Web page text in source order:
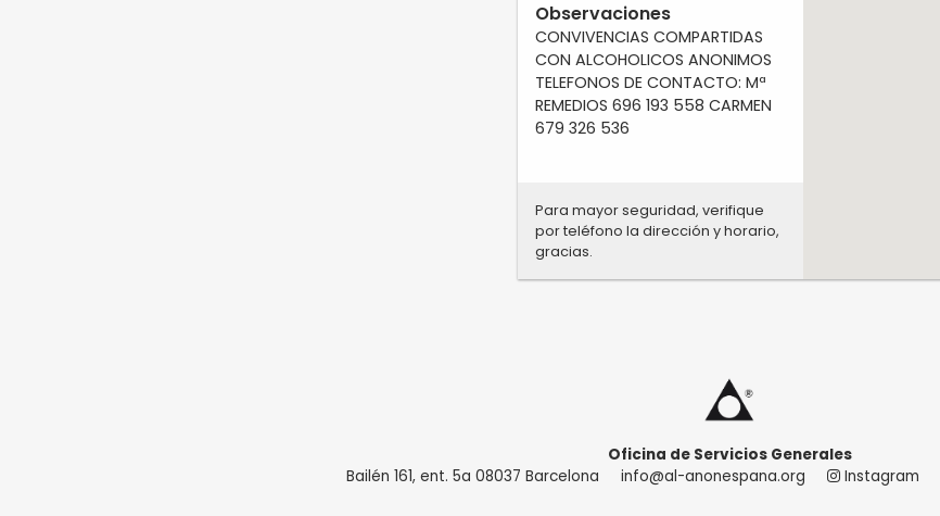
Observaciones
CONVIVENCIAS COMPARTIDAS
CON ALCOHOLICOS ANONIMOS
TELEFONOS DE CONTACTO: Mª
REMEDIOS 696 193 558 CARMEN
679 326 536
Para mayor seguridad, verifique
por teléfono la dirección y horario,
gracias.
Oficina de Servicios Generales
Bailén 161, ent. 5a 08037 Barcelona
info@al-anonespana.org Instagram